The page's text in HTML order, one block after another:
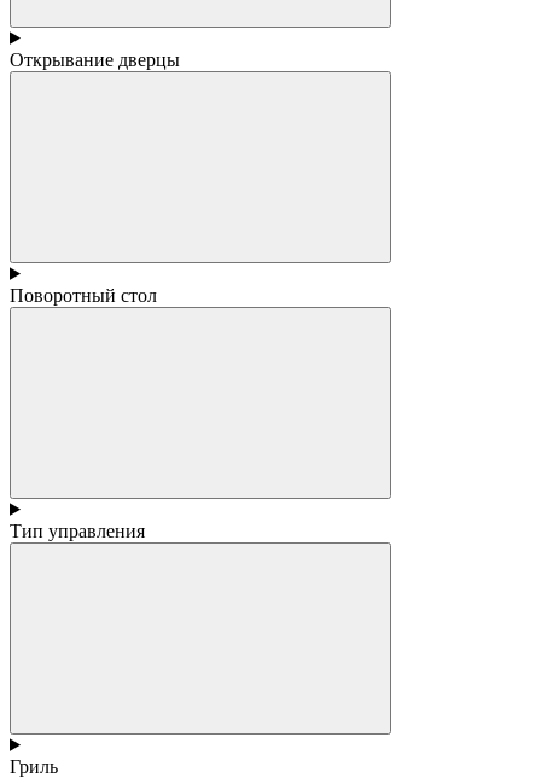
Открывание дверцы
Поворотный стол
Тип управления
Гриль